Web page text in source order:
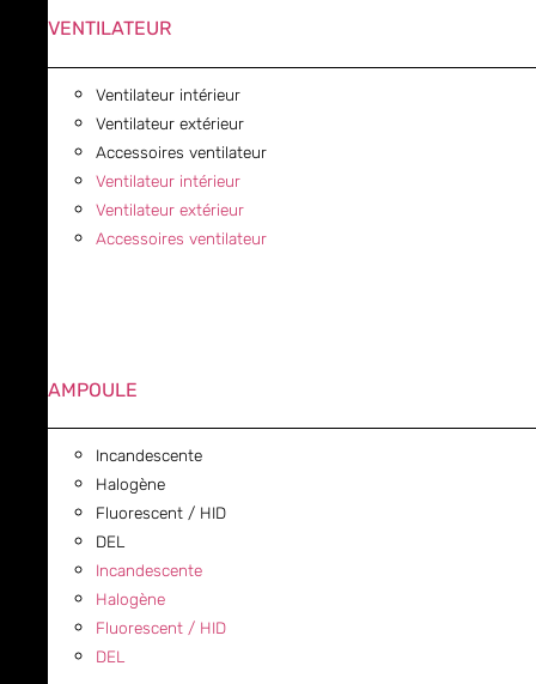
VENTILATEUR
Ventilateur intérieur
Ventilateur extérieur
Accessoires ventilateur
Ventilateur intérieur
Ventilateur extérieur
Accessoires ventilateur
AMPOULE
Incandescente
Halogène
Fluorescent / HID
DEL
Incandescente
Halogène
Fluorescent / HID
DEL